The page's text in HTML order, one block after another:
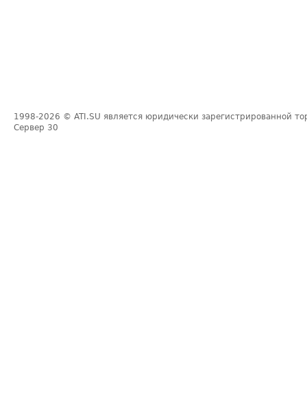
1998-2026 © ATI.SU является юридически зарегистрированной
Сервер 30